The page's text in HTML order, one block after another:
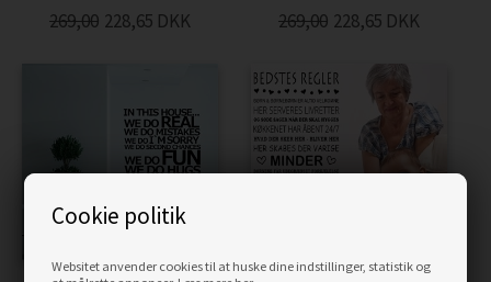
Cookie politik
Websitet anvender cookies til at huske dine indstillinger, statistik og
269,00 228,65 DKK 269,00 228,65 DKK